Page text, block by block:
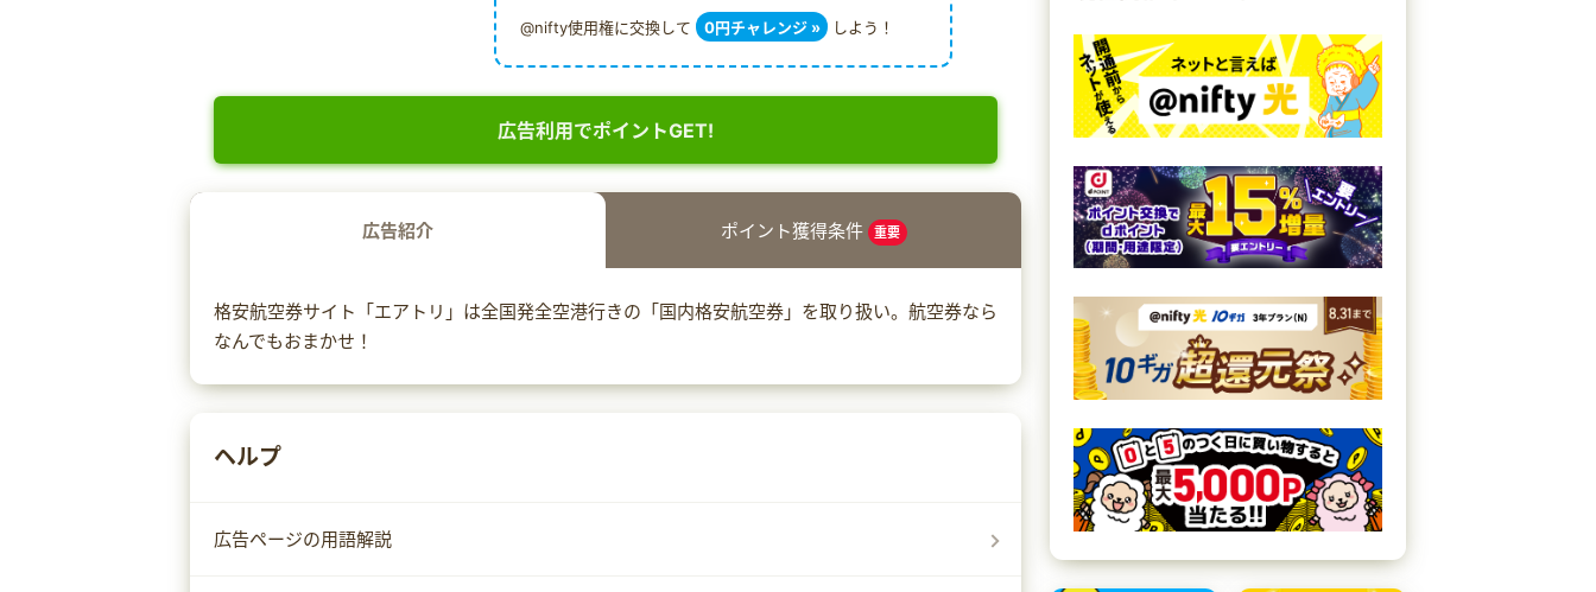
@nifty使用権に交換して 0円チャレンジ » しよう！
広告利用でポイントGET!
広告紹介 ポイント獲得条件 重要
格安航空券サイト「エアトリ」は全国発全空港行きの「国内格安航空券」を取り扱い。航空券なら
なんでもおまかせ！
ヘルプ
広告ページの用語解説